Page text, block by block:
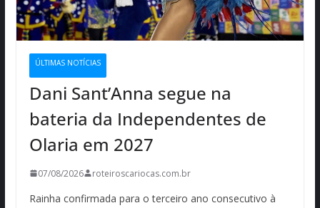
ÚLTIMAS NOTÍCIAS
Dani Sant’Anna segue na
bateria da Independentes de
Olaria em 2027
07/08/2026 roteiroscariocas.com.br
Rainha confirmada para o terceiro ano consecutivo à